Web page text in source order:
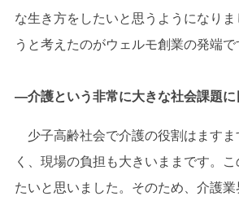
な生き方をしたいと思うようになり
うと考えたのがウェルモ創業の発端で
―介護という非常に大きな社会課題
少子高齢社会で介護の役割はます
く、現場の負担も大きいままです。
たいと思いました。そのため、介護